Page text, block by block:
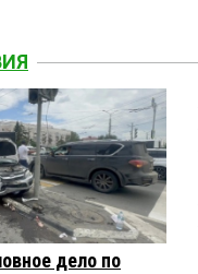
дело по